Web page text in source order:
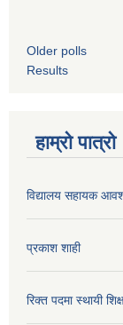
Older polls
Results
हाम्रो पात्रो
विद्यालय सहायक
प्रकाश शाही
रिक्त पदमा स्थायी